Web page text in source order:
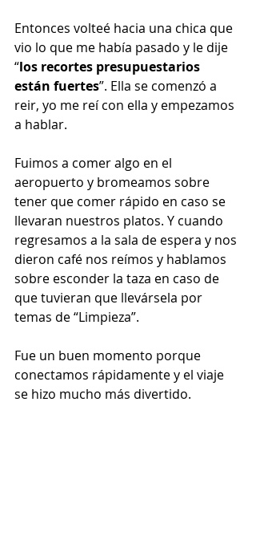
Entonces volteé hacia una chica que
vio lo que me había pasado y le dije
“los recortes presupuestarios
están fuertes”. Ella se comenzó a
reir, yo me reí con ella y empezamos
a hablar.
Fuimos a comer algo en el
aeropuerto y bromeamos sobre
tener que comer rápido en caso se
llevaran nuestros platos. Y cuando
regresamos a la sala de espera y nos
dieron café nos reímos y hablamos
sobre esconder la taza en caso de
que tuvieran que llevársela por
temas de “Limpieza”.
Fue un buen momento porque
conectamos rápidamente y el viaje
se hizo mucho más divertido.